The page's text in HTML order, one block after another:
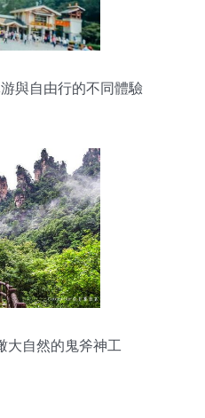
與自由行的不同體驗
大自然的鬼斧神工